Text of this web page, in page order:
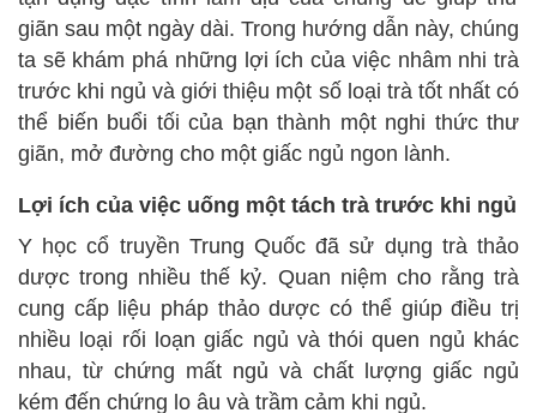
giãn sau một ngày dài. Trong hướng dẫn này, chúng
ta sẽ khám phá những lợi ích của việc nhâm nhi trà
trước khi ngủ và giới thiệu một số loại trà tốt nhất có
thể biến buổi tối của bạn thành một nghi thức thư
giãn, mở đường cho một giấc ngủ ngon lành.
Lợi ích của việc uống một tách trà trước khi ngủ
Y học cổ truyền Trung Quốc đã sử dụng trà thảo
dược trong nhiều thế kỷ. Quan niệm cho rằng trà
cung cấp liệu pháp thảo dược có thể giúp điều trị
nhiều loại rối loạn giấc ngủ và thói quen ngủ khác
nhau, từ chứng mất ngủ và chất lượng giấc ngủ
kém đến chứng lo âu và trầm cảm khi ngủ.